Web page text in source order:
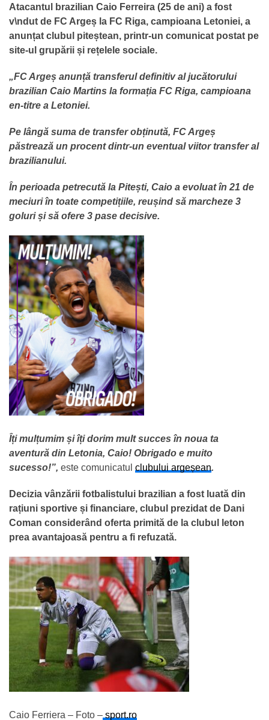
Atacantul brazilian Caio Ferreira (25 de ani) a fost
v\ndut de FC Argeș la FC Riga, campioana Letoniei, a
anunțat clubul piteștean, printr-un comunicat postat pe
site-ul grupării și rețelele sociale.
„FC Argeș anunță transferul definitiv al jucătorului
brazilian Caio Martins la formația FC Riga, campioana
en-titre a Letoniei.
Pe lângă suma de transfer obținută, FC Argeș
păstrează un procent dintr-un eventual viitor transfer al
brazilianului.
În perioada petrecută la Pitești, Caio a evoluat în 21 de
meciuri în toate competițiile, reușind să marcheze 3
goluri și să ofere 3 pase decisive.
Îți mulțumim și îți dorim mult succes în noua ta
aventură din Letonia, Caio! Obrigado e muito
sucesso!”, este comunicatul clubului argeșean.
Decizia vânzării fotbalistului brazilian a fost luată din
rațiuni sportive și financiare, clubul prezidat de Dani
Coman considerând oferta primită de la clubul leton
prea avantajoasă pentru a fi refuzată.
Caio Ferriera – Foto – sport.ro